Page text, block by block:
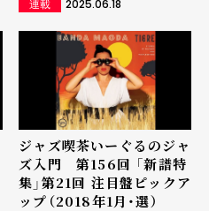
連載 2025.06.18
ジャズ喫茶いーぐるのジャ
ズ入門 第156回 「新譜特
集」第21回 注目盤ピックア
ップ（2018年1月・選）